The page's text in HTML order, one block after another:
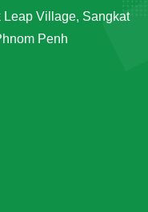
Leap Village, Sangkat
Penh